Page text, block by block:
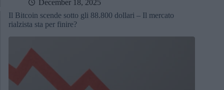
December 18, 2025
Il Bitcoin scende sotto gli 88.800 dollari – Il mercato
rialzista sta per finire?